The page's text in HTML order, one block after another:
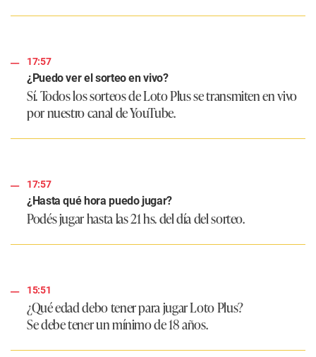
17:57
¿Puedo ver el sorteo en vivo?
Sí. Todos los sorteos de Loto Plus se transmiten en vivo
por nuestro canal de YouTube.
17:57
¿Hasta qué hora puedo jugar?
Podés jugar hasta las 21 hs. del día del sorteo.
15:51
¿Qué edad debo tener para jugar Loto Plus?
Se debe tener un mínimo de 18 años.